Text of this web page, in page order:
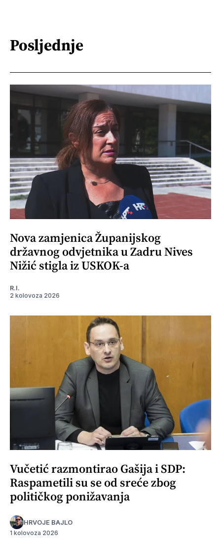
Posljednje
Nova zamjenica Županijskog
državnog odvjetnika u Zadru Nives
Nižić stigla iz USKOK-a
R.I.
2 kolovoza 2026
Vučetić razmontirao Gašija i SDP:
Raspametili su se od sreće zbog
političkog ponižavanja
HRVOJE BAJLO
1 kolovoza 2026